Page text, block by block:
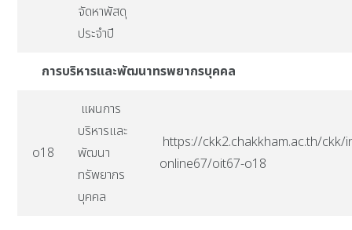
จัดหาพัสดุ
ประจำปี
การบริหารและพัฒนาทรพยากรบุคคล
o18
แผนการ
บริหารและ
พัฒนา
ทรัพยากร
บุคคล
https://ckk2.chakkham.ac.th/
online67/oit67-o18